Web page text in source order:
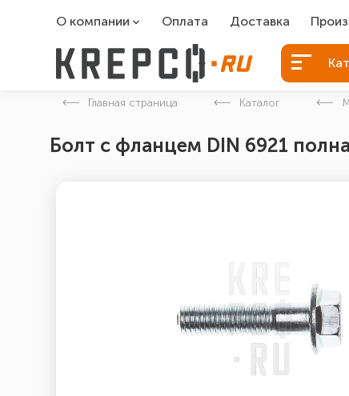
О компании
О компании
Оплата Доставка
Болты
Болты
Главная страница Каталог
Болт с фланцем DIN 6921